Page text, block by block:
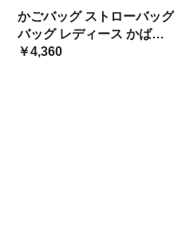
型 ミニバッグ 斜めがけ 手
提げ バック ハンドバッグ
小さめ コンパクト 籠 ラブ
リー チェーン 鞄 ハ キュー
かごバッグ ストローバッグ
バッグ レディース かばん
ポシェット 可愛い スクエ
￥4,360